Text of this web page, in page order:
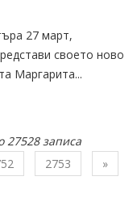
27 март,
своето ново
Маргарита...
27528 записа
2753 »